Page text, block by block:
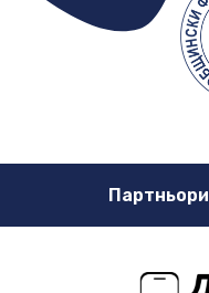
Партньори